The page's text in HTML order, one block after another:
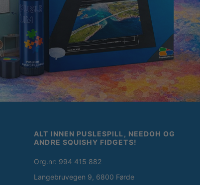
ALT INNEN PUSLESPILL, NEEDOH OG
ANDRE SQUISHY FIDGETS!
Org.nr: 994 415 882
Langebruvegen 9, 6800 Førde